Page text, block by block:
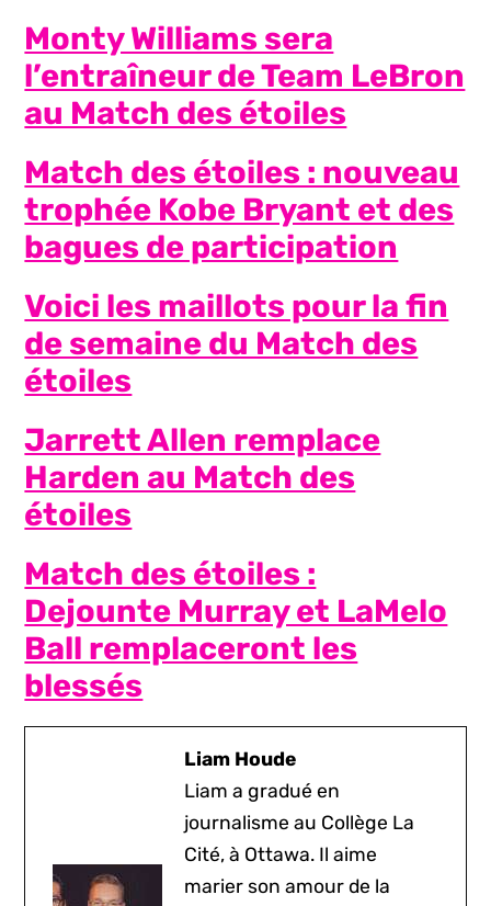
Monty Williams sera
l’entraîneur de Team LeBron
au Match des étoiles
Match des étoiles : nouveau
trophée Kobe Bryant et des
bagues de participation
Voici les maillots pour la fin
de semaine du Match des
étoiles
Jarrett Allen remplace
Harden au Match des
étoiles
Match des étoiles :
Dejounte Murray et LaMelo
Ball remplaceront les
blessés
Liam Houde
Liam a gradué en
journalisme au Collège La
Cité, à Ottawa. Il aime
marier son amour de la